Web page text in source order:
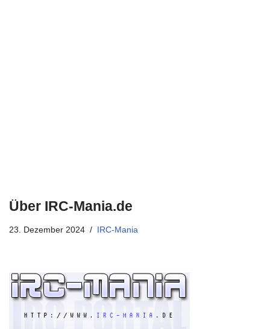
Über IRC-Mania.de
23. Dezember 2024 IRC-Mania